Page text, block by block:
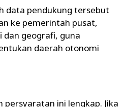
data pendukung tersebut
ke pemerintah pusat,
geografi, guna
daerah otonomi
persyaratan ini lengkap. Jika